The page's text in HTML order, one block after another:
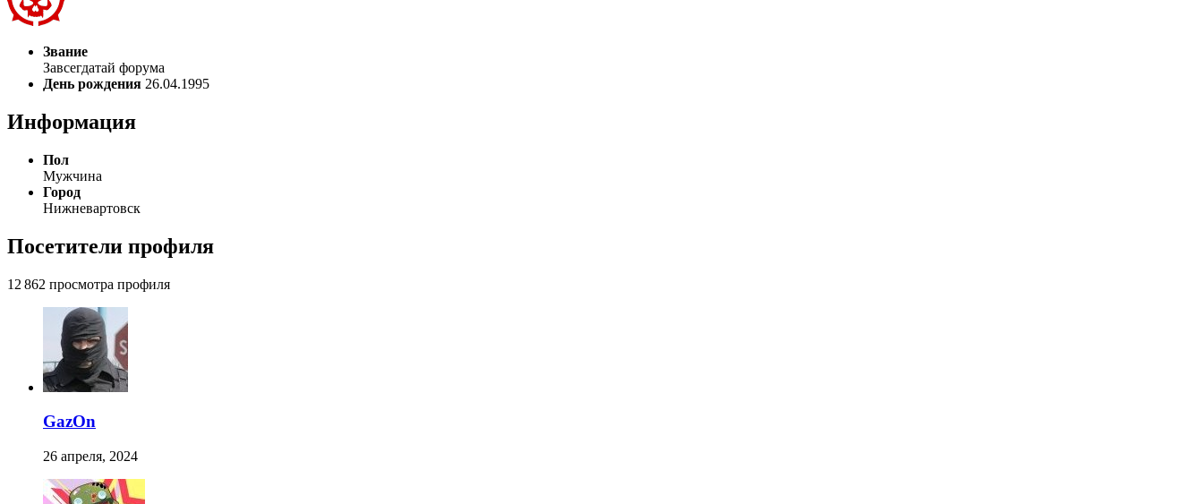
Звание
Завсегдатай форума
День рождения 26.04.1995
Информация
Пол
Мужчина
Город
Нижневартовск
Посетители профиля
12 862 просмотра профиля
GazOn
26 апреля, 2024